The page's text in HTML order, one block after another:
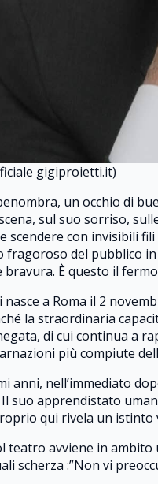
gigiproietti.it)
un occhio di
sul suo sorriso,
scendere con invisibili
fragoroso del pubblico
È questo il
a Roma il 2
la straordinaria
di cui continua a
più compiute
anni, nell’immediato
Il suo apprendistato
qui rivela un
teatro avviene in
scherza :”Non vi